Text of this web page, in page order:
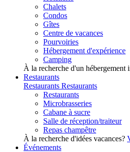
Chalets
Condos
Gîtes
Centre de vacances
Pourvoiries
Hébergement d'expérience
Camping
À la recherche d'un hébergement
Restaurants
Restaurants Restaurants
Restaurants
Microbrasseries
Cabane à sucre
Salle de réception/traiteur
Repas champêtre
À la recherche d'idées vacances?
Événements